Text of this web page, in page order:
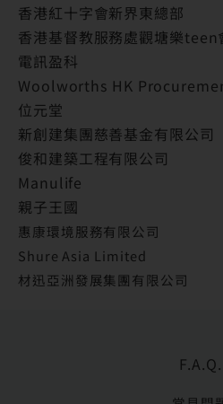
香港紅十字會新界東總部
香港基督教服務處觀塘樂teen
電訊盈科
Woolworths HK
位元堂
新創建集團慈善基金有限公司
俊和建築工程有限公司
Manulife
親子王國
惠康環境服務有限公司
Shure Asia Limited
材迅亞洲發展集團有限公司
F.A.Q.